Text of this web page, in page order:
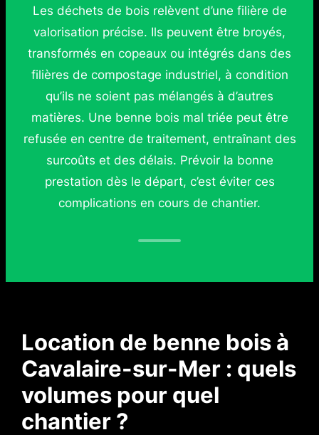
Les déchets de bois relèvent d’une filière de
valorisation précise. Ils peuvent être broyés,
transformés en copeaux ou intégrés dans des
filières de compostage industriel, à condition
qu’ils ne soient pas mélangés à d’autres
matières. Une benne bois mal triée peut être
refusée en centre de traitement, entraînant des
surcoûts et des délais. Prévoir la bonne
prestation dès le départ, c’est éviter ces
complications en cours de chantier.
Location de benne bois à
Cavalaire-sur-Mer : quels
volumes pour quel
chantier ?